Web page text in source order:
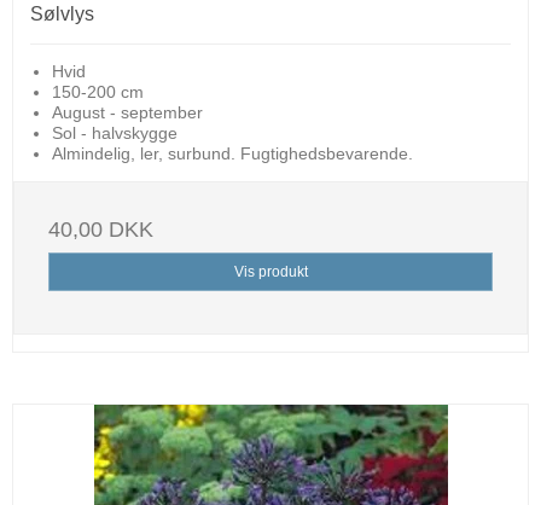
Sølvlys
Hvid
150-200 cm
August - september
Sol - halvskygge
Almindelig, ler, surbund. Fugtighedsbevarende.
40,00 DKK
Vis produkt